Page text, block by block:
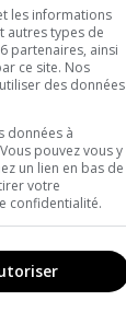
les informations
autres types de
partenaires, ainsi
ce site. Nos
des données
données à
pouvez vous y
un lien en bas de
votre
confidentialité.